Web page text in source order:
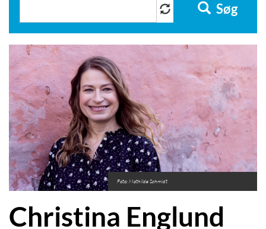
Søg
Foto: Mathilde Schmidt
Christina Englund